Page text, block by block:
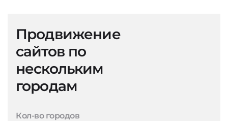
Продвижение
сайтов по
нескольким
городам
Кол-во городов